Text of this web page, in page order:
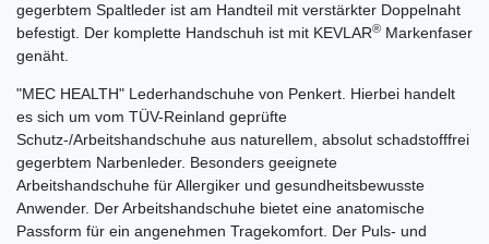
gegerbtem Spaltleder ist am Handteil mit verstärkter Doppelnaht
befestigt. Der komplette Handschuh ist mit KEVLAR® Markenfaser
genäht.
"MEC HEALTH" Lederhandschuhe von Penkert. Hierbei handelt
es sich um vom TÜV-Reinland geprüfte
Schutz-/Arbeitshandschuhe aus naturellem, absolut schadstofffrei
gegerbtem Narbenleder. Besonders geeignete
Arbeitshandschuhe für Allergiker und gesundheitsbewusste
Anwender. Der Arbeitshandschuhe bietet eine anatomische
Passform für ein angenehmen Tragekomfort. Der Puls- und